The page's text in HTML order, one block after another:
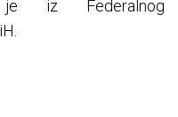
iz Federalnog